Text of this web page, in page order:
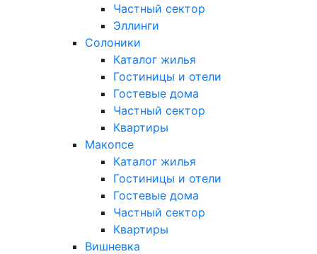
Частный сектор
Эллинги
Солоники
Каталог жилья
Гостиницы и отели
Гостевые дома
Частный сектор
Квартиры
Макопсе
Каталог жилья
Гостиницы и отели
Гостевые дома
Частный сектор
Квартиры
Вишневка